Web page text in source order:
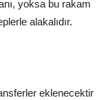
yoksa bu rakam
alakalıdır.
eklenecektir